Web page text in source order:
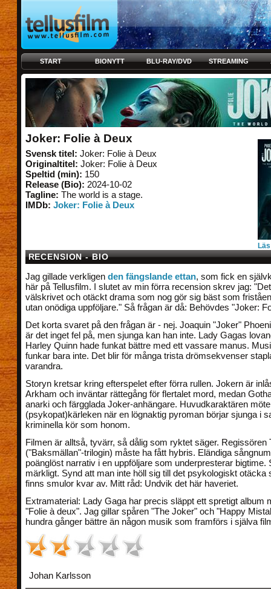
START BIONYTT BLU-RAY/DVD STREAMING
Joker: Folie à Deux
Svensk titel: Joker: Folie à Deux
Originaltitel: Joker: Folie à Deux
Speltid (min): 150
Release (Bio): 2024-10-02
Tagline: The world is a stage.
IMDb: Joker: Folie à Deux
RECENSION - BIO
Jag gillade verkligen den fängslande ettan, som fick en
här på Tellusfilm. I slutet av min förra recension skrev jag:
välskrivet och otäckt drama som nog gör sig bäst som
utan onödiga uppföljare." Så frågan är då: Behövdes "Joker:
Det korta svaret på den frågan är - nej. Joaquin "Joker"
är det inget fel på, men sjunga kan han inte. Lady Gagas
Harley Quinn hade funkat bättre med ett vassare manus.
funkar bara inte. Det blir för många trista drömsekvenser
varandra.
Storyn kretsar kring efterspelet efter förra rullen. Jokern är
Arkham och inväntar rättegång för flertalet mord, medan
anarki och färgglada Joker-anhängare. Huvudkaraktären
(psykopat)kärleken när en lögnaktig pyroman börjar sjunga i
kriminella kör som honom.
Filmen är alltså, tyvärr, så dålig som ryktet säger. Regissören
("Baksmällan"-trilogin) måste ha fått hybris. Eländiga
poänglöst narrativ i en uppföljare som underpresterar bigtime.
märkligt. Synd att man inte höll sig till det psykologiskt otäcka
finns smulor kvar av. Mitt råd: Undvik det här haveriet.
Extramaterial: Lady Gaga har precis släppt ett spretigt album
"Folie à deux". Jag gillar spåren "The Joker" och "Happy
hundra gånger bättre än någon musik som framförs i själva
Johan Karlsson